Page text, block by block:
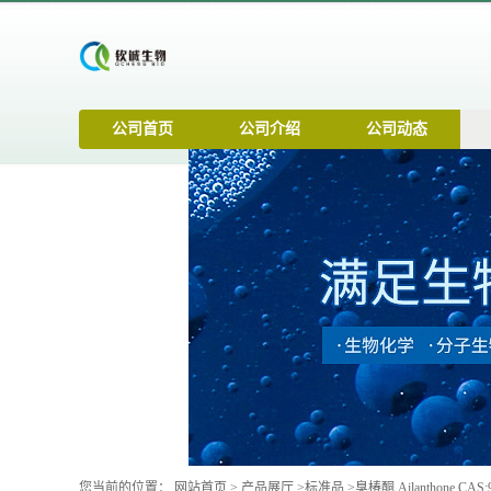
公司首页 公司介绍 公司动态
您当前的位置： 网站首页 > 产品展厅 >标准品 >臭椿酮 Ailanthone